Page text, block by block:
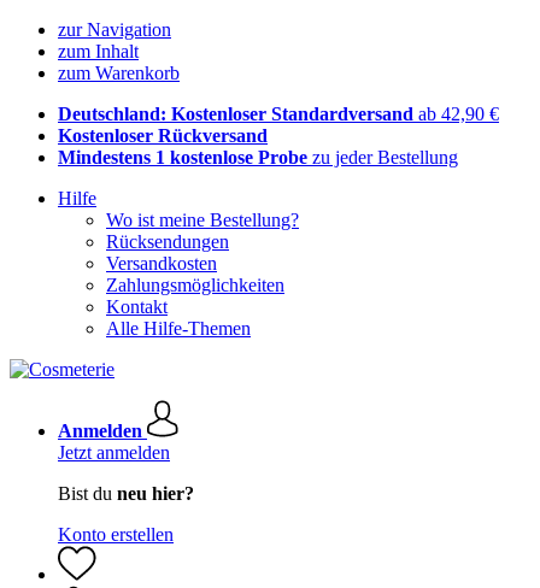
zur Navigation
zum Inhalt
zum Warenkorb
Deutschland: Kostenloser Standardversand ab 42,90 €
Kostenloser Rückversand
Mindestens 1 kostenlose Probe zu jeder Bestellung
Hilfe
Wo ist meine Bestellung?
Rücksendungen
Versandkosten
Zahlungsmöglichkeiten
Kontakt
Alle Hilfe-Themen
Anmelden
Jetzt anmelden
Bist du neu hier?
Konto erstellen